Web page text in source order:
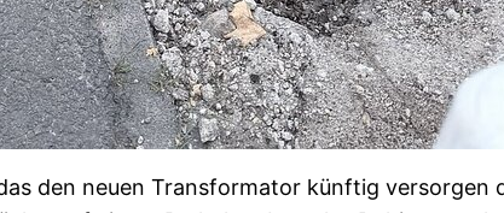
den neuen Transformator künftig versorgen